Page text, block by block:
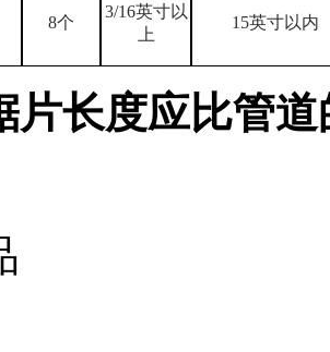
8个
3/16英寸以
上
15英寸以内
片长度应比管